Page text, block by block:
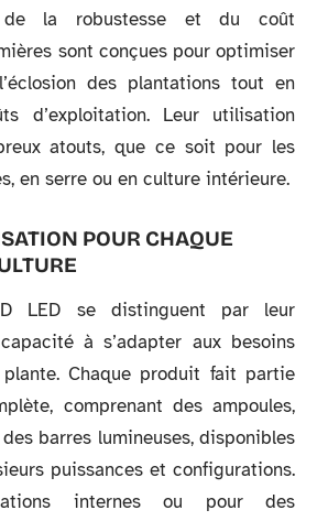
de la robustesse et du coût
sont conçues pour optimiser
des plantations tout en
d’exploitation. Leur utilisation
atouts, que ce soit pour les
en serre ou en culture intérieure.
POUR CHAQUE
LED se distinguent par leur
à s’adapter aux besoins
Chaque produit fait partie
comprenant des ampoules,
barres lumineuses, disponibles
puissances et configurations.
internes ou pour des